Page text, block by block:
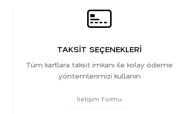
TAKSİT SEÇENEKLERİ
Tüm kartlara taksit imkanı ile kolay ödeme
yöntemlerimizi kullanın
İletişim Formu